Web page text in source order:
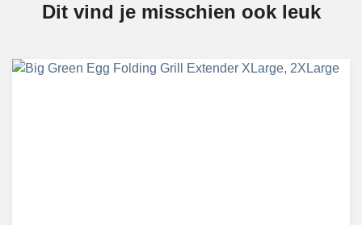
Dit vind je misschien ook leuk